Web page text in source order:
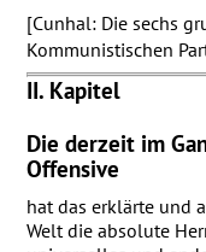
[Cunhal: Die sechs
Kommunistischen
II. Kapitel
Die derzeit im
Offensive
hat das erklärte und
Welt die absolute